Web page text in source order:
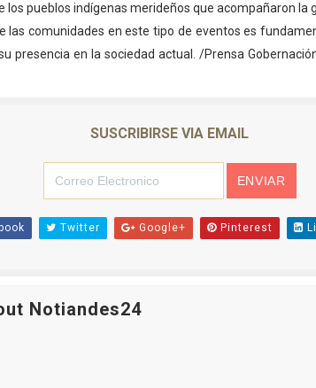
los pueblos indígenas merideños que acompañaron la
las comunidades en este tipo de eventos es
presencia en la sociedad actual. /Prensa
SUSCRIBIRSE VIA EMAIL
Twitter Google+ Pinterest
Notiandes24